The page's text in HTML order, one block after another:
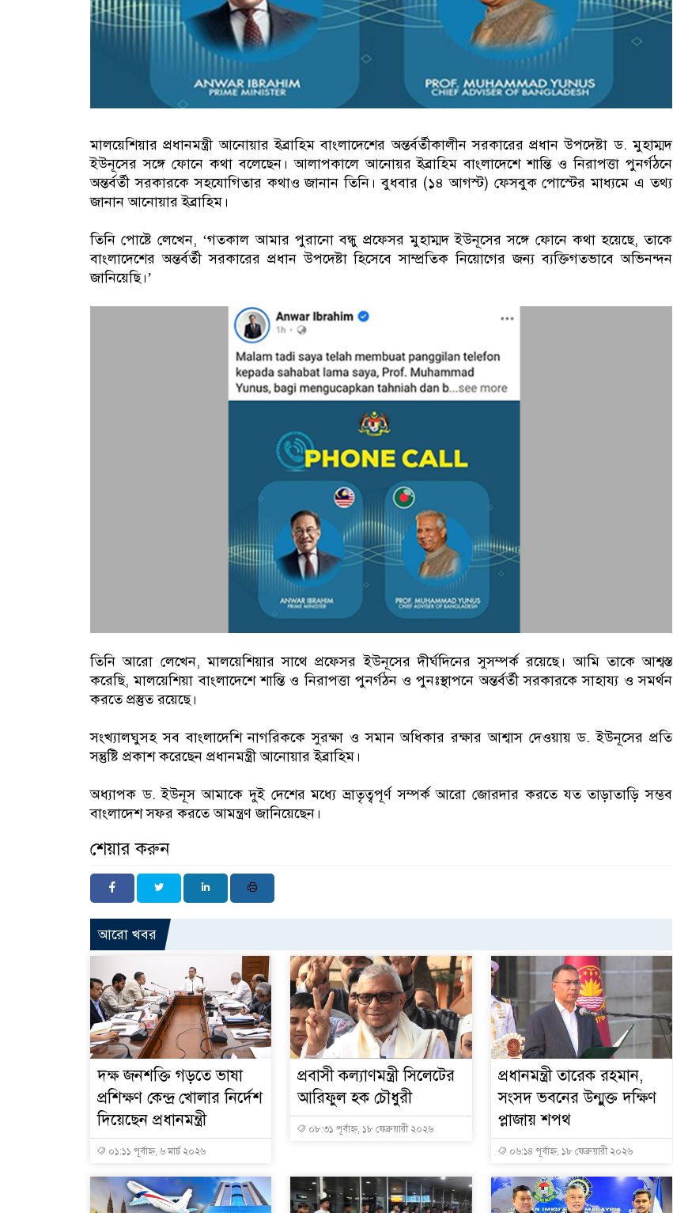
মালয়েশিয়ার প্রধানমন্ত্রী আনোয়ার ইব্রাহিম বাংলাদেশের অন্তর্বর্তীকালীন সরকারের প্রধান উপদেষ্টা ড. মুহাম্মদ
ইউনূসের সঙ্গে ফোনে কথা বলেছেন। আলাপকালে আনোয়র ইব্রাহিম বাংলাদেশে শান্তি ও নিরাপত্তা পুনর্গঠনে
অন্তর্বর্তী সরকারকে সহযোগিতার কথাও জানান তিনি। বুধবার (১৪ আগস্ট) ফেসবুক পোস্টের মাধ্যমে এ তথ্য
জানান আনোয়ার ইব্রাহিম।
তিনি পোষ্টে লেখেন, ‘গতকাল আমার পুরানো বন্ধু প্রফেসর মুহাম্মদ ইউনূসের সঙ্গে ফোনে কথা হয়েছে, তাকে
বাংলাদেশের অন্তর্বর্তী সরকারের প্রধান উপদেষ্টা হিসেবে সাম্প্রতিক নিয়োগের জন্য ব্যক্তিগতভাবে অভিনন্দন
জানিয়েছি।’
তিনি আরো লেখেন, মালয়েশিয়ার সাথে প্রফেসর ইউনূসের দীর্ঘদিনের সুসম্পর্ক রয়েছে। আমি তাকে আশ্বস্ত
করেছি, মালয়েশিয়া বাংলাদেশে শান্তি ও নিরাপত্তা পুনর্গঠন ও পুনঃস্থাপনে অন্তর্বর্তী সরকারকে সাহায্য ও সমর্থন
করতে প্রস্তুত রয়েছে।
সংখ্যালঘুসহ সব বাংলাদেশি নাগরিককে সুরক্ষা ও সমান অধিকার রক্ষার আশ্বাস দেওয়ায় ড. ইউনূসের প্রতি
সন্তুষ্টি প্রকাশ করেছেন প্রধানমন্ত্রী আনোয়ার ইব্রাহিম।
অধ্যাপক ড. ইউনূস আমাকে দুই দেশের মধ্যে ভ্রাতৃত্বপূর্ণ সম্পর্ক আরো জোরদার করতে যত তাড়াতাড়ি সম্ভব
বাংলাদেশ সফর করতে আমন্ত্রণ জানিয়েছেন।
শেয়ার করুন
আরো খবর
দক্ষ জনশক্তি গড়তে ভাষা
প্রশিক্ষণ কেন্দ্র খোলার নির্দেশ
দিয়েছেন প্রধানমন্ত্রী
০১:১১ পূর্বাহ্ন, ৬ মার্চ ২০২৬
প্রবাসী কল্যাণমন্ত্রী সিলেটের
আরিফুল হক চৌধুরী
০৮:৩১ পূর্বাহ্ন, ১৮ ফেব্রুয়ারী ২০২৬
প্রধানমন্ত্রী তারেক রহমান,
সংসদ ভবনের উন্মুক্ত দক্ষিণ
প্লাজায় শপথ
০৬:১৪ পূর্বাহ্ন, ১৮ ফেব্রুয়ারী ২০২৬